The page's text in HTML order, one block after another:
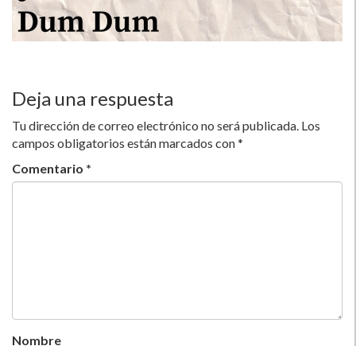
Deja una respuesta
Tu dirección de correo electrónico no será publicada. Los
campos obligatorios están marcados con*
Comentario *
Nombre